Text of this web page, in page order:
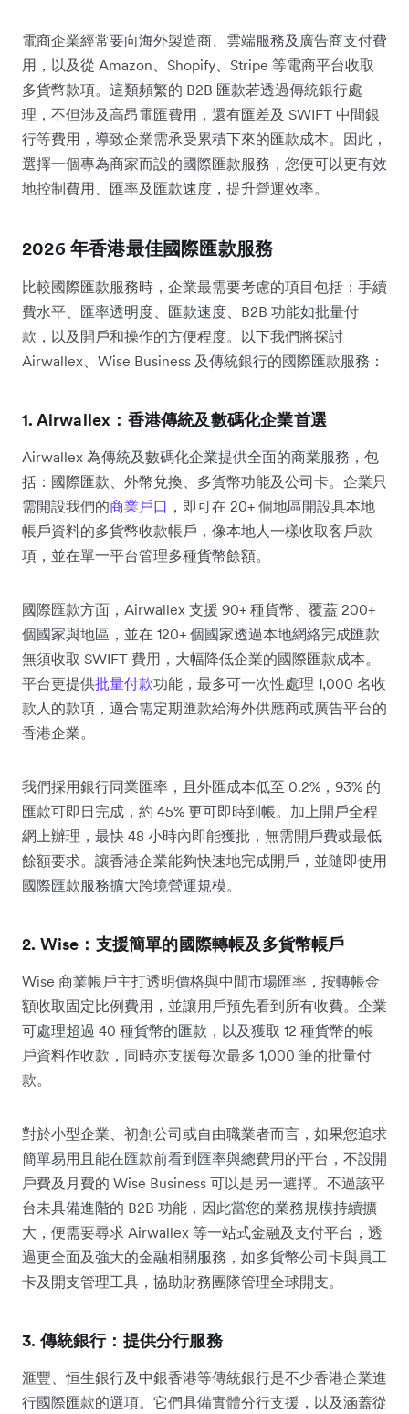
電商企業經常要向海外製造商、雲端服務及廣告商支付費
用，以及從 Amazon、Shopify、Stripe 等電商平台收取
多貨幣款項。這類頻繁的 B2B 匯款若透過傳統銀行處
理，不但涉及高昂電匯費用，還有匯差及 SWIFT 中間銀
行等費用，導致企業需承受累積下來的匯款成本。因此，
選擇一個專為商家而設的國際匯款服務，您便可以更有效
地控制費用、匯率及匯款速度，提升營運效率。
2026 年香港最佳國際匯款服務
比較國際匯款服務時，企業最需要考慮的項目包括：手續
費水平、匯率透明度、匯款速度、B2B 功能如批量付
款，以及開戶和操作的方便程度。以下我們將探討
Airwallex、Wise Business 及傳統銀行的國際匯款服務：
1. Airwallex：香港傳統及數碼化企業首選
Airwallex 為傳統及數碼化企業提供全面的商業服務，包
括：國際匯款、外幣兌換、多貨幣功能及公司卡。企業只
需開設我們的商業戶口 ，即可在 20+ 個地區開設具本地
帳戶資料的多貨幣收款帳戶，像本地人一樣收取客戶款
項，並在單一平台管理多種貨幣餘額。
國際匯款方面，Airwallex 支援 90+ 種貨幣、覆蓋 200+
個國家與地區，並在 120+ 個國家透過本地網絡完成匯款
無須收取 SWIFT 費用，大幅降低企業的國際匯款成本。
平台更提供批量付款功能，最多可一次性處理 1,000 名收
款人的款項，適合需定期匯款給海外供應商或廣告平台的
香港企業。
我們採用銀行同業匯率，且外匯成本低至 0.2%，93% 的
匯款可即日完成，約 45% 更可即時到帳。加上開戶全程
網上辦理，最快 48 小時內即能獲批，無需開戶費或最低
餘額要求。讓香港企業能夠快速地完成開戶，並隨即使用
國際匯款服務擴大跨境營運規模。
2. Wise：支援簡單的國際轉帳及多貨幣帳戶
Wise 商業帳戶主打透明價格與中間市場匯率，按轉帳金
額收取固定比例費用，並讓用戶預先看到所有收費。企業
可處理超過 40 種貨幣的匯款，以及獲取 12 種貨幣的帳
戶資料作收款，同時亦支援每次最多 1,000 筆的批量付
款。
對於小型企業、初創公司或自由職業者而言，如果您追求
簡單易用且能在匯款前看到匯率與總費用的平台，不設開
戶費及月費的 Wise Business 可以是另一選擇。不過該平
台未具備進階的 B2B 功能，因此當您的業務規模持續擴
大，便需要尋求 Airwallex 等一站式金融及支付平台，透
過更全面及強大的金融相關服務，如多貨幣公司卡與員工
卡及開支管理工具，協助財務團隊管理全球開支。
3. 傳統銀行：提供分行服務
滙豐、恒生銀行及中銀香港等傳統銀行是不少香港企業進
行國際匯款的選項。它們具備實體分行支援，以及涵蓋從